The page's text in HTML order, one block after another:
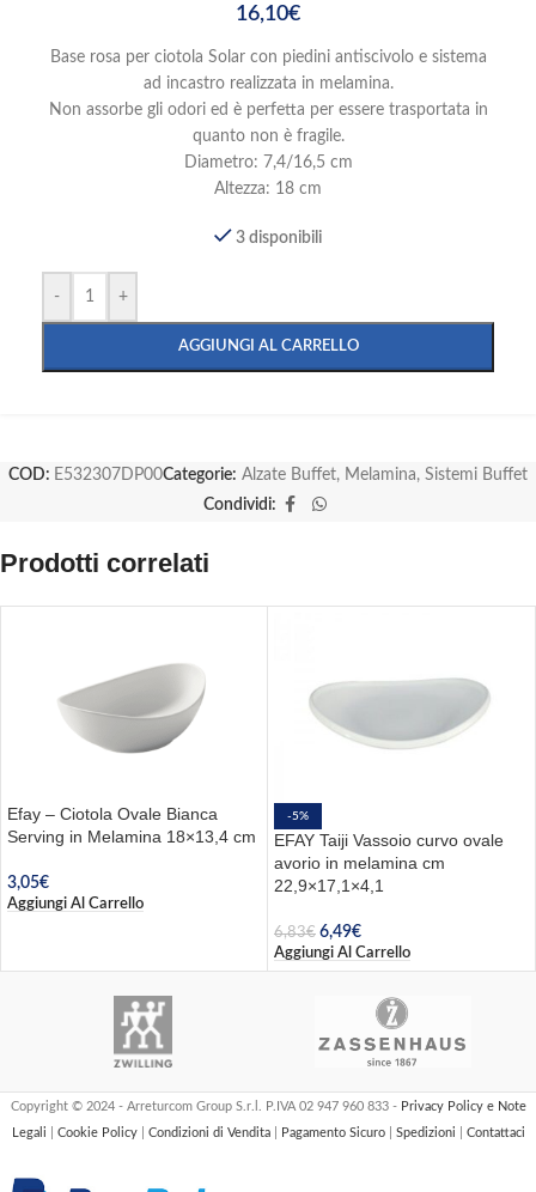
16,10€
Base rosa per ciotola Solar con piedini antiscivolo e sistema
ad incastro realizzata in melamina.
Non assorbe gli odori ed è perfetta per essere trasportata in
quanto non è fragile.
Diametro: 7,4/16,5 cm
Altezza: 18 cm
3 disponibili
- +
AGGIUNGI AL CARRELLO
COD: E532307DP00Categorie: Alzate Buffet, Melamina, Sistemi Buffet
Condividi:
Prodotti correlati
Efay – Ciotola Ovale Bianca
Serving in Melamina 18×13,4 cm
3,05€
Aggiungi Al Carrello
-5%
EFAY Taiji Vassoio curvo ovale
avorio in melamina cm
22,9×17,1×4,1
6,83€ 6,49€
Aggiungi Al Carrello
Copyright © 2024 - Arreturcom Group S.r.l. P.IVA 02 947 960 833 - Privacy Policy e Note
Legali
Cookie Policy Condizioni di Vendita Pagamento Sicuro Spedizioni Contattaci